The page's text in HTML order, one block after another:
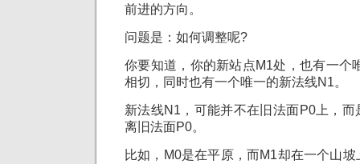
前进的方向。
问题是：如何调整呢?
你要知道，你的新站点M1处，也有一个
相切，同时也有一个唯一的新法线N1。
新法线N1，可能并不在旧法面P0上，
离旧法面P0。
比如，M0是在平原，而M1却在一个山